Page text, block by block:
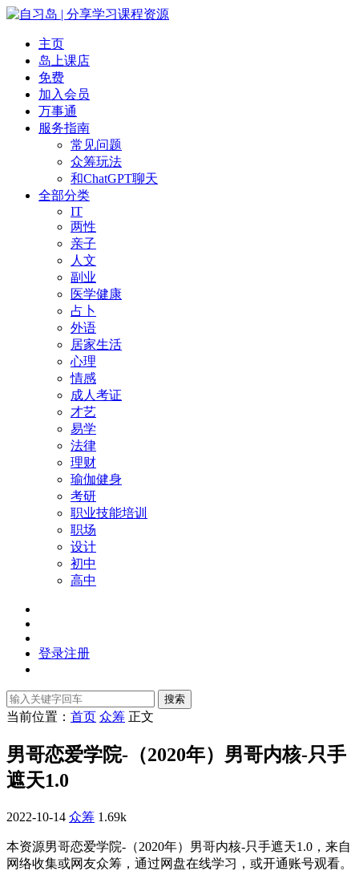
主页
岛上课店
免费
加入会员
万事通
服务指南
常见问题
众筹玩法
和ChatGPT聊天
全部分类
IT
两性
亲子
人文
副业
医学健康
占卜
外语
居家生活
心理
情感
成人考证
才艺
易学
法律
理财
瑜伽健身
考研
职业技能培训
职场
设计
初中
高中
登录注册
搜索
当前位置： 首页 众筹 正文
男哥恋爱学院-（2020年）男哥内核-只手
遮天1.0
2022-10-14 众筹 1.69k
本资源男哥恋爱学院-（2020年）男哥内核-只手遮天1.0，来自
网络收集或网友众筹，通过网盘在线学习，或开通账号观看。